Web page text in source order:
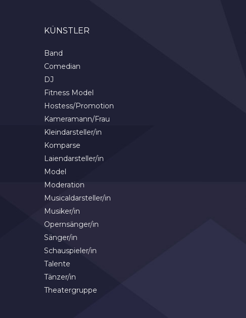
KÜNSTLER
Band
Comedian
DJ
Fitness Model
Hostess/Promotion
Kameramann/Frau
Kleindarsteller/in
Komparse
Laiendarsteller/in
Model
Moderation
Musicaldarsteller/in
Musiker/in
Opernsänger/in
Sänger/in
Schauspieler/in
Talente
Tänzer/in
Theatergruppe